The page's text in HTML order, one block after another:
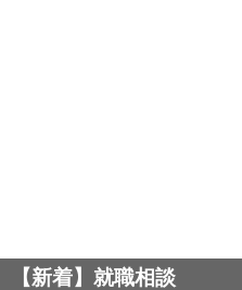
【新着】就職相談